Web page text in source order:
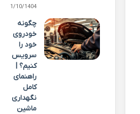
01/10/1404
چگونه
خودروی
خود را
سرویس
کنیم؟ |
راهنمای
کامل
نگهداری
ماشین